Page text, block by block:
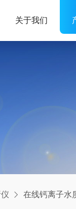
关于我们
在线钙离子水